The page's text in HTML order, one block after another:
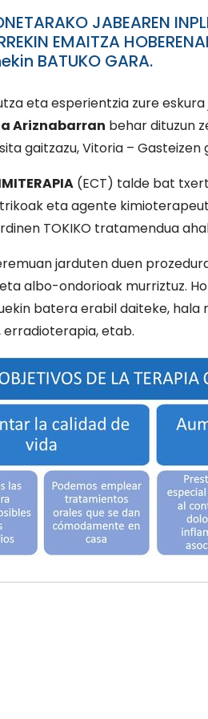
JABEAREN
EMAITZA
BATUKO GARA.
eta esperientzia zure
Ariznabarran behar dituzun
gaitzazu, Vitoria – Gasteizen
(ECT) talde bat
eta agente
TOKIKO tratamendua
jarduten duen
albo-ondorioak murriztuz.
batera erabil daiteke, hala
erradioterapia, etab.